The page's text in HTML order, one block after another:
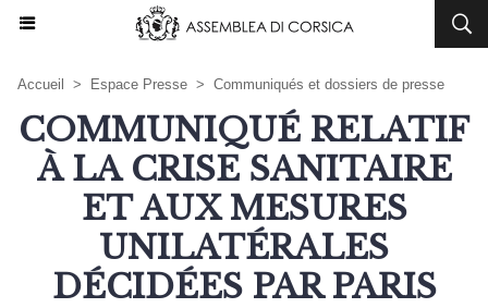
Accueil > Espace Presse > Communiqués et dossiers de presse
COMMUNIQUÉ RELATIF
À LA CRISE SANITAIRE
ET AUX MESURES
UNILATÉRALES
DÉCIDÉES PAR PARIS